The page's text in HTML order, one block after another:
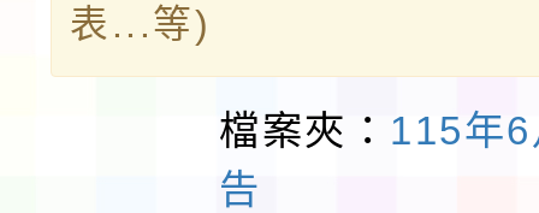
表...等)
檔案夾： 115年
告